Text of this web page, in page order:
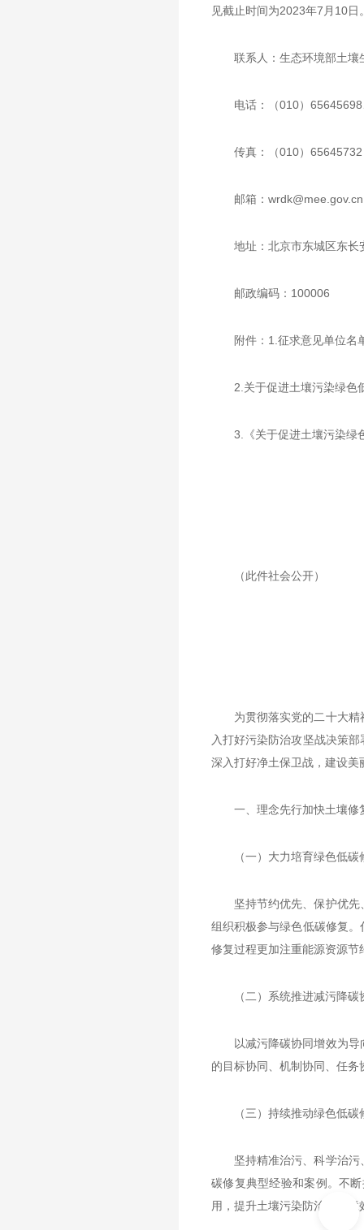
见截止时间为2023年7月10日
联系人：生态环境部土
电话：（010）
传真：（010）65645732
邮箱： wrdk@mee.gov.cn
地址：北京市东城区东长
邮政编码：100006
附件：1.征求意见单位名
2.关于促进土壤污染绿色
3.《关于促进土壤污染绿
（此件社会公开）
为贯彻落实党的二十大
入打好污染防治攻坚战决策
深入打好净土保卫战，建设
一、理念先行加快土壤修
（一）大力培育绿色低碳
坚持节约优先、保护优
组织积极参与绿色低碳修复
修复过程更加注重能源资源
（二）系统推进减污降碳
以减污降碳协同增效为
的目标协同、机制协同、任
（三）持续推动绿色低碳
坚持精准治污、科学治
碳修复典型经验和案例。不
用，提升土壤污染防治的环